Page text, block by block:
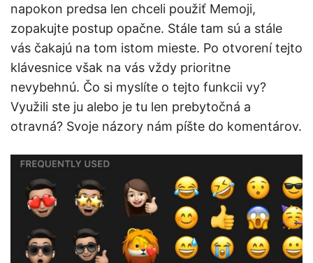
napokon predsa len chceli použiť Memoji,
zopakujte postup opačne. Stále tam sú a stále
vás čakajú na tom istom mieste. Po otvorení tejto
klávesnice však na vás vždy prioritne
nevybehnú. Čo si myslíte o tejto funkcii vy?
Využili ste ju alebo je tu len prebytočná a
otravná? Svoje názory nám píšte do komentárov.